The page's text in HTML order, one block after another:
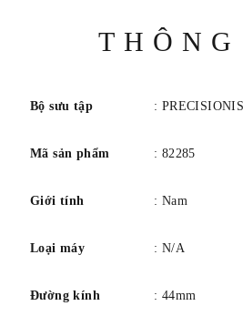
Chiều rộng dải: 21 mm.
giờ, phút, giây.
THÔNG
Bộ sưu tập :
Mã sản phẩm : 82285
Giới tính : Nam
Loại máy : N/A
Đường kính : 44mm